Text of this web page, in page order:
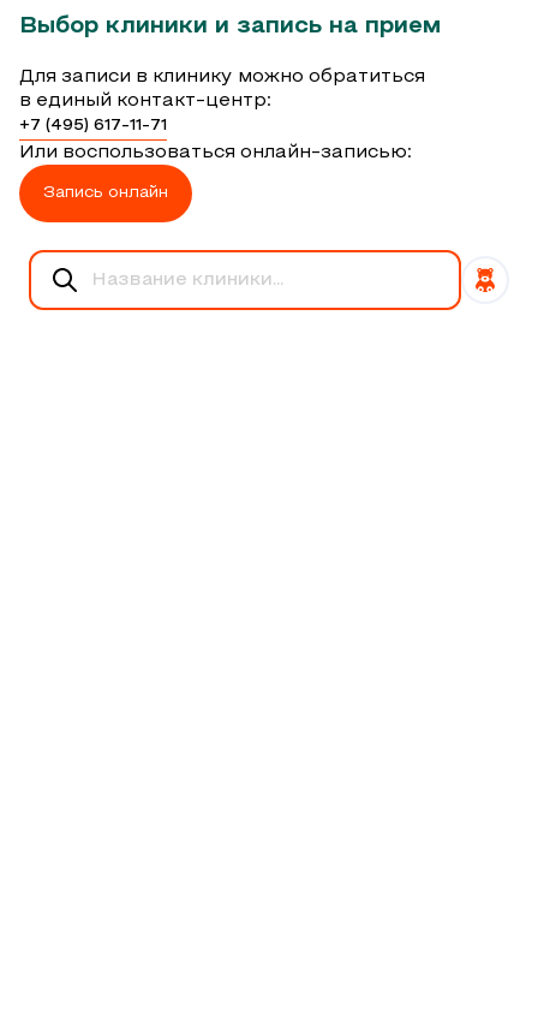
Выбор клиники и запись на прием
Для записи в клинику можно обратиться
в единый контакт-центр:
+7 (495) 617-11-71
Или воспользоваться онлайн-записью:
Запись онлайн